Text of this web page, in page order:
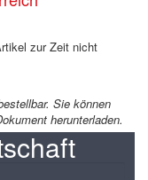
zur Zeit nicht
Sie können
herunterladen.